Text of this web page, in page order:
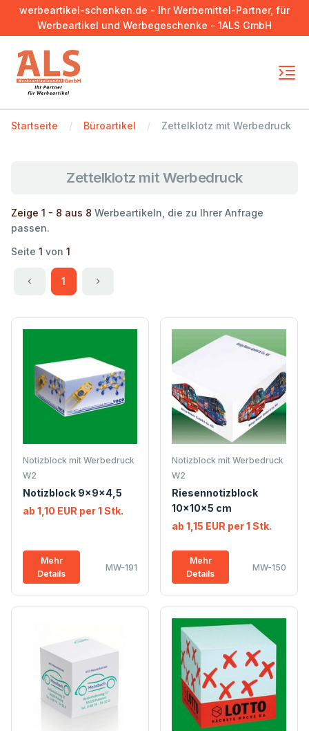
werbeartikel-schenken.de - Ihr Werbemittel-Partner, für
Werbeartikel und Werbegeschenke - 1ALS GmbH
Startseite Büroartikel Zettelklotz mit Werbedruck
Zettelklotz mit Werbedruck
Zeige 1 - 8 aus 8 Werbeartikeln, die zu Ihrer Anfrage
passen.
Seite 1 von 1
1
Notizblock mit Werbedruck
W2
Notizblock 9x9x4,5
ab 1,10 EUR per 1 Stk.
Mehr
Details
MW-191
Notizblock mit Werbedruck
W2
Riesennotizblock
10x10x5 cm
ab 1,15 EUR per 1 Stk.
Mehr
Details
MW-150